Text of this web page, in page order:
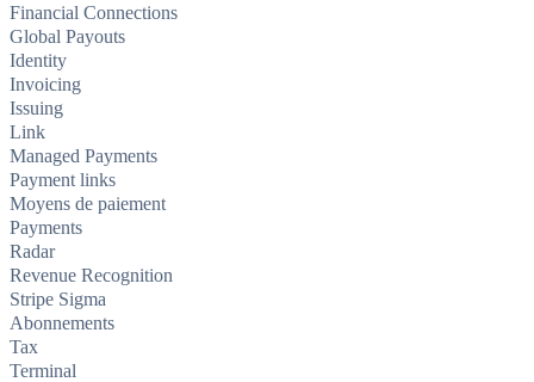
Financial Connections
Global Payouts
Identity
Invoicing
Issuing
Link
Managed Payments
Payment links
Moyens de paiement
Payments
Radar
Revenue Recognition
Stripe Sigma
Abonnements
Tax
Terminal